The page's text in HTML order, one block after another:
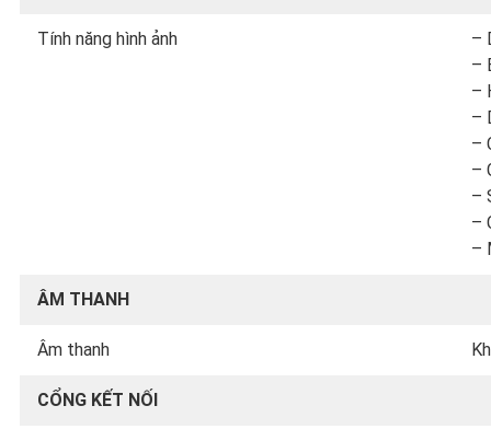
Tính năng hình ảnh
–
–
–
–
–
–
–
–
–
ÂM THANH
Âm thanh
CỔNG KẾT NỐI